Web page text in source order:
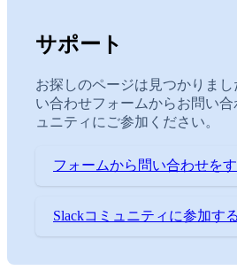
サポート
お探しのページは見つかりま
い合わせフォームからお問い
ュニティにご参加ください。
フォームから問い合わせを
Slackコミュニティに参加する